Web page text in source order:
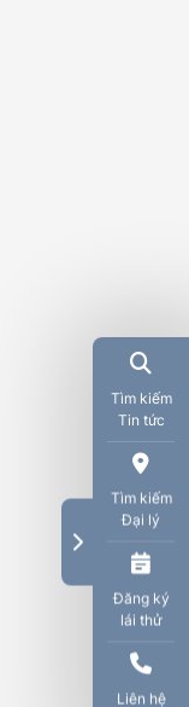
Tìm kiếm
Tin tức
Tìm kiếm
Đại lý
Đăng ký
lái thử
Liên hệ